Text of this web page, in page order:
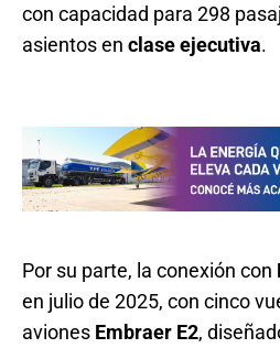
con capacidad para 298
asientos en clase ejecutiva.
Por su parte, la conexión con
en julio de 2025, con cinco
aviones Embraer E2,